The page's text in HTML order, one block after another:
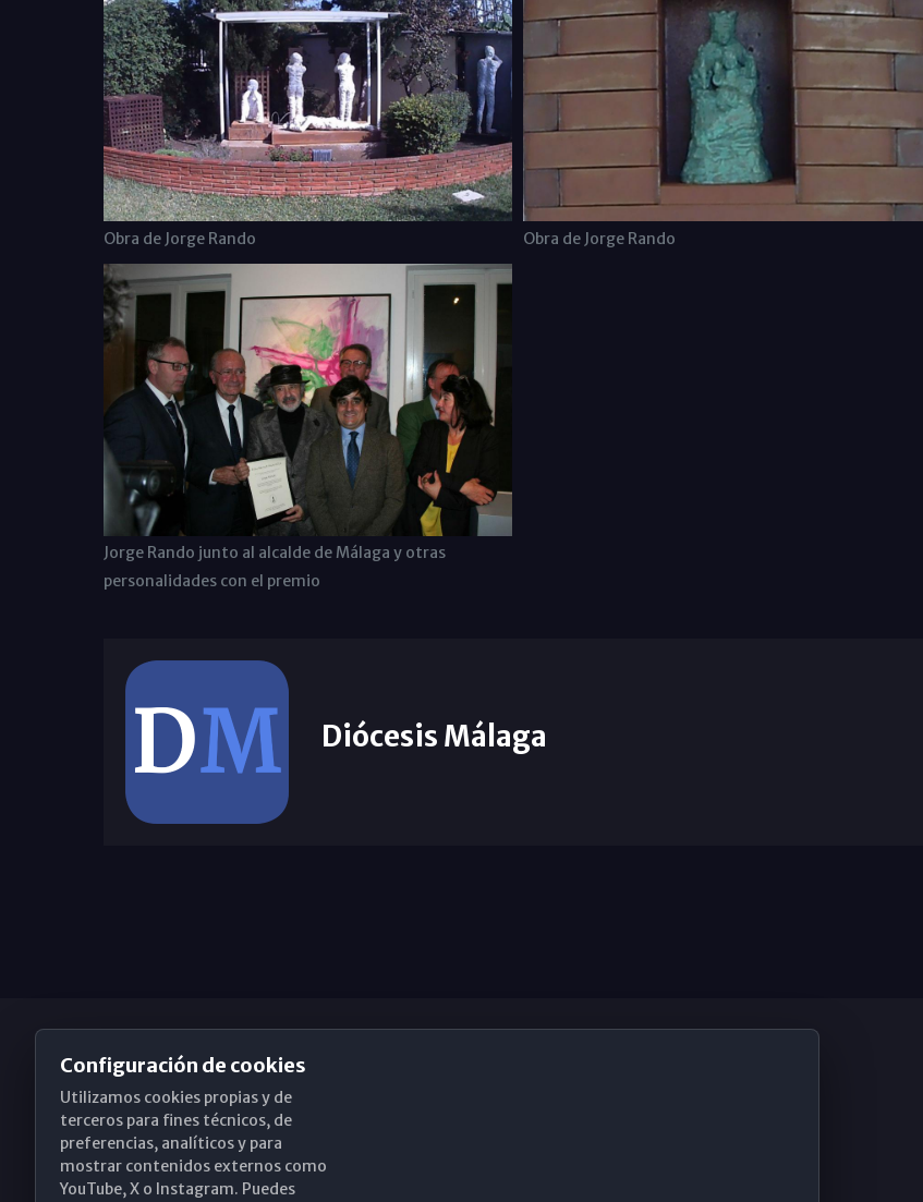
Obra de Jorge Rando Obra de Jorge Rando
Jorge Rando junto al alcalde de Málaga y otras
personalidades con el premio
Diócesis Málaga
Obispado de Málaga
Santa María, 18-20. 29015 Málaga
Configuración de cookies
Utilizamos cookies propias y de
terceros para fines técnicos, de
preferencias, analíticos y para
mostrar contenidos externos como
YouTube, X o Instagram. Puedes